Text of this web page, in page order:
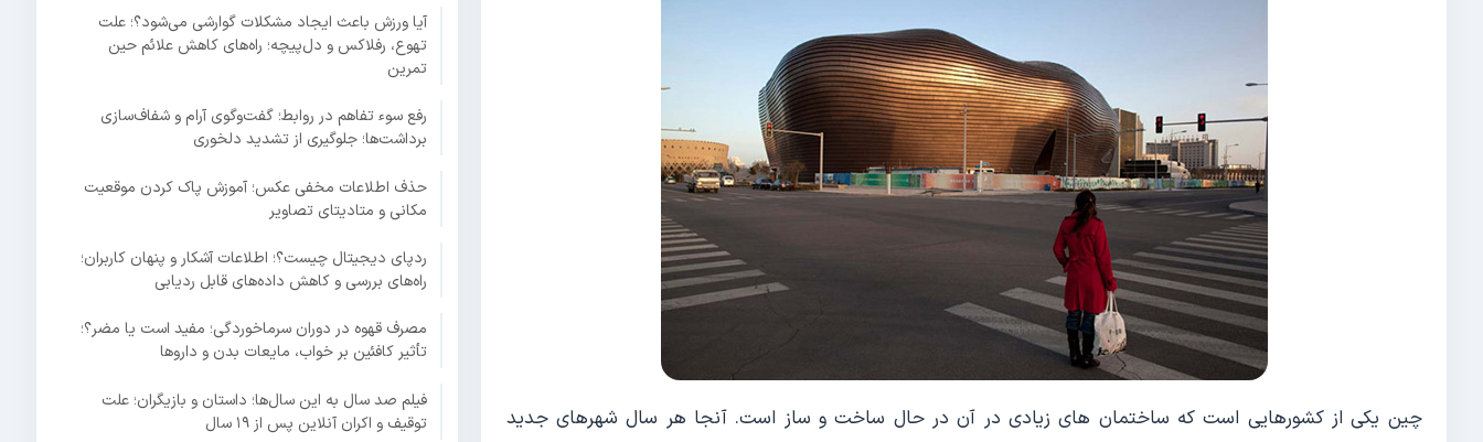
چین یکی از کشورهایی است که ساختمان های زیادی در آن در حال ساخت و ساز است. آنجا هر سال شهرهای جدید
آیا ورزش باعث ایجاد مشکلات گوارشی می‌شود؟؛ علت
تهوع، رفلاکس و دل‌پیچه؛ راه‌های کاهش علائم حین
تمرین
رفع سوء تفاهم در روابط؛ گفت‌وگوی آرام و شفاف‌سازی
برداشت‌ها؛ جلوگیری از تشدید دلخوری
حذف اطلاعات مخفی عکس؛ آموزش پاک کردن موقعیت
مکانی و متادیتای تصاویر
ردپای دیجیتال چیست؟؛ اطلاعات آشکار و پنهان کاربران؛
راه‌های بررسی و کاهش داده‌های قابل ردیابی
مصرف قهوه در دوران سرماخوردگی؛ مفید است یا مضر؟؛
تأثیر کافئین بر خواب، مایعات بدن و داروها
فیلم صد سال به این سال‌ها؛ داستان و بازیگران؛ علت
توقیف و اکران آنلاین پس از ۱۹ سال